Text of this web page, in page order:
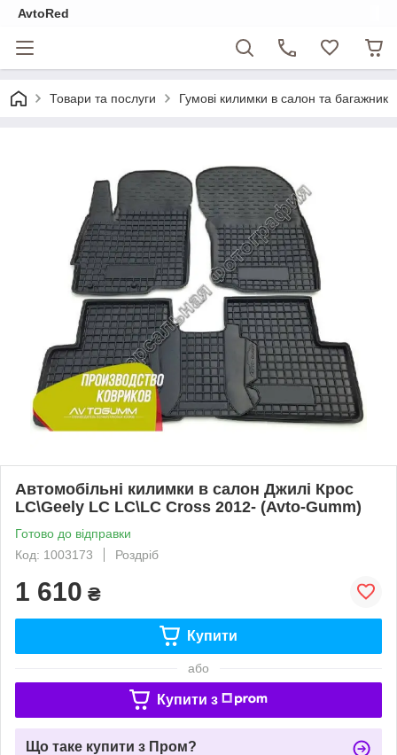
AvtoRed
Товари та послуги Гумові килимки в салон та багажник
Автомобільні килимки в салон Джилі Крос
LC\Geely LC LC\LC Cross 2012- (Avto-Gumm)
Готово до відправки
Код: 1003173
Роздріб
1 610 ₴
Купити
або
Купити з
Що таке купити з Пром?